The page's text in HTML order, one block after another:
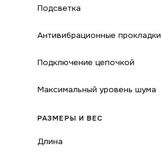
Подсветка
Антивибрационные прокладки
Подключение цепочкой
Максимальный уровень шума
РАЗМЕРЫ И ВЕС
Длина